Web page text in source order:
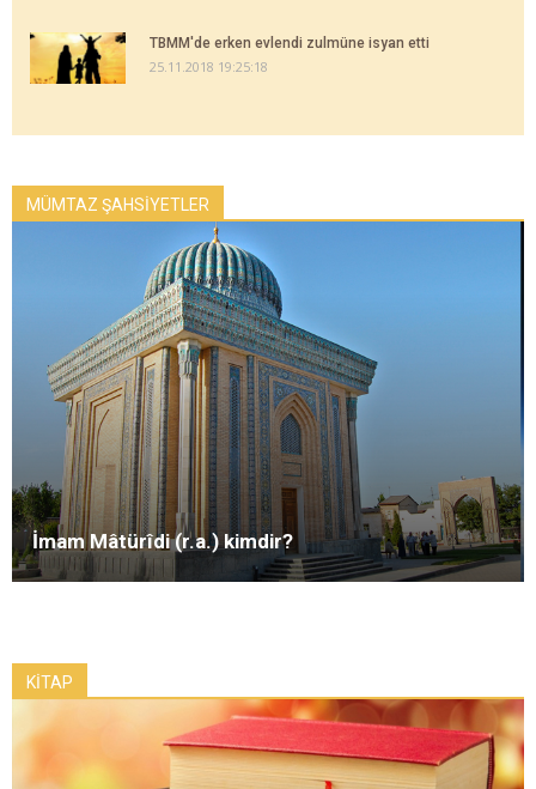
TBMM'de erken evlendi zulmüne isyan etti
25.11.2018 19:25:18
MÜMTAZ ŞAHSİYETLER
İmam Mâtürîdi (r.a.) kimdir?
KİTAP